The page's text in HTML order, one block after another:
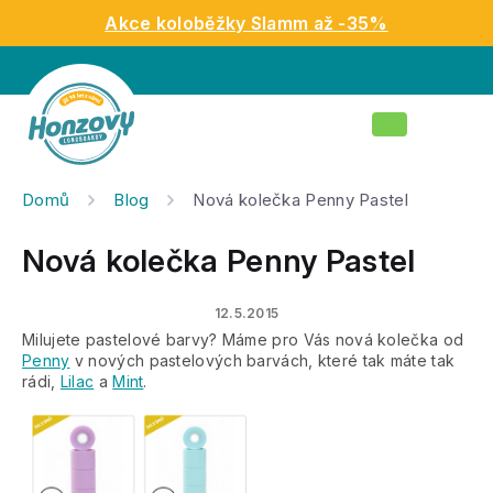
obsah
Akce koloběžky Slamm až -35%
Nákupní
Domů Blog Nová kolečka Penny Pastel
Nová kolečka Penny Pastel
12.5.2015
Milujete pastelové barvy? Máme pro Vás nová kolečka od
Penny v nových pastelových barvách, které tak máte tak
rádi, Lilac aMint.